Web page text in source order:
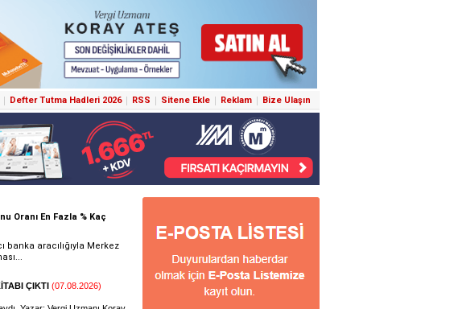
Defter Tutma Hadleri 2026 RSS Sitene Ekle Reklam Bize Ulaşın